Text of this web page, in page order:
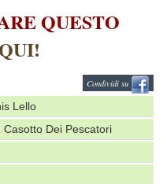
QUESTO
Condividi su
Lello
Casotto Dei Pescatori